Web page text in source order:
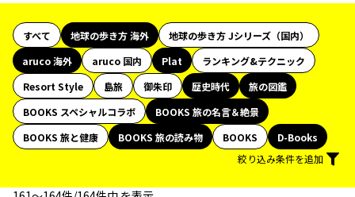
すべて 地球の歩き方 海外
地球の歩き方 Jシリーズ（国内）
aruco 海外
aruco 国内 Plat
ランキング&テクニック
Resort Style
島旅 御朱印 歴史時代
旅の図鑑
BOOKS スペシャルコラボ
BOOKS 旅の名言＆絶景
BOOKS 旅と健康
BOOKS 旅の読み物 BOOKS
D-Books
絞り込み条件を追加